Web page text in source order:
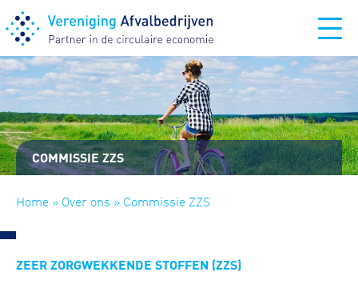
COMMISSIE ZZS
Home » Over ons » Commissie ZZS
ZEER ZORGWEKKENDE STOFFEN (ZZS)